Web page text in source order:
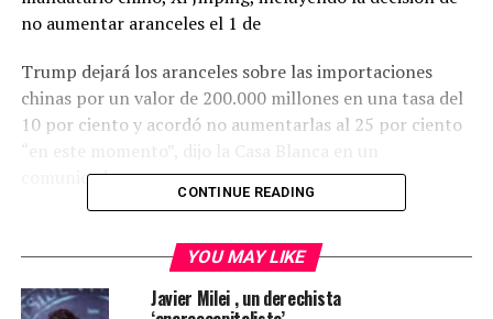
no aumentar aranceles el 1 de
Trump dejará los aranceles sobre las importaciones
chinas por un valor de 200.000 millones en una tasa del
10 por ciento y acordó no aumentarlas al 25 por ciento
“en este momento”, dijo la Casa Blanca en un
comunicado.
determinada, pero muy importante, de productos
agrícolas, energéticos, industriales y otros productos de
Estados Unidos para reducir el desequilibrio comercial
CONTINUE READING
YOU MAY LIKE
Javier Milei , un derechista